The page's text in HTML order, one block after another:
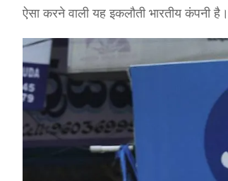
ऐसा करने वाली यह इकलौती भारतीय कंपनी है।